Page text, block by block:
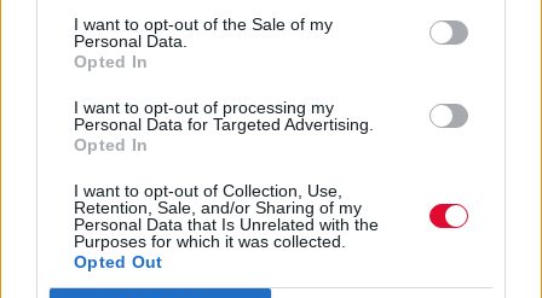
I want to opt-out of the Sale of my
Personal Data.
Opted In
I want to opt-out of processing my
Personal Data for Targeted Advertising.
Opted In
I want to opt-out of Collection, Use,
Retention, Sale, and/or Sharing of my
Personal Data that Is Unrelated with the
Purposes for which it was collected.
Opted Out